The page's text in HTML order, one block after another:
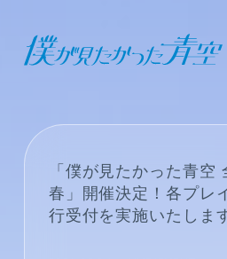
「僕が見たかった青空
春」開催決定！各プレ
行受付を実施いたしま